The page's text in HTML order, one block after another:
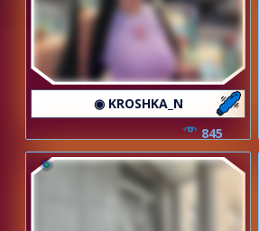
◉ KROSHKA_N
845